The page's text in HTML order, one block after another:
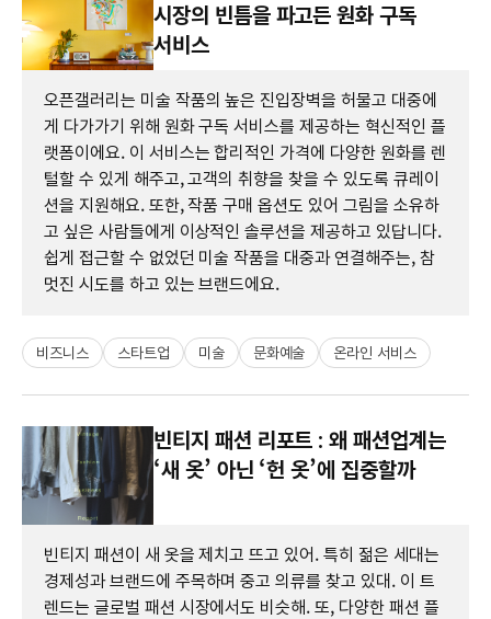
시장의 빈틈을 파고든 원화 구독
서비스
오픈갤러리는 미술 작품의 높은 진입장벽을 허물고 대중에
게 다가가기 위해 원화 구독 서비스를 제공하는 혁신적인 플
랫폼이에요. 이 서비스는 합리적인 가격에 다양한 원화를 렌
털할 수 있게 해주고, 고객의 취향을 찾을 수 있도록 큐레이
션을 지원해요. 또한, 작품 구매 옵션도 있어 그림을 소유하
고 싶은 사람들에게 이상적인 솔루션을 제공하고 있답니다.
쉽게 접근할 수 없었던 미술 작품을 대중과 연결해주는, 참
멋진 시도를 하고 있는 브랜드에요.
비즈니스 스타트업 미술 문화예술 온라인 서비스
빈티지 패션 리포트 : 왜 패션업계는
‘새 옷’ 아닌 ‘헌 옷’에 집중할까
빈티지 패션이 새 옷을 제치고 뜨고 있어. 특히 젊은 세대는
경제성과 브랜드에 주목하며 중고 의류를 찾고 있대. 이 트
렌드는 글로벌 패션 시장에서도 비슷해. 또, 다양한 패션 플